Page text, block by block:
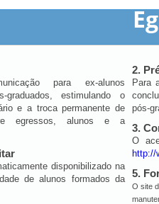
para ex-alunos
graduados, estimulando o
e a troca permanente de
egressos, alunos e a
2.
Para
pós-
3.
O
http://
disponibilizado na
de alunos formados da
5.
O site